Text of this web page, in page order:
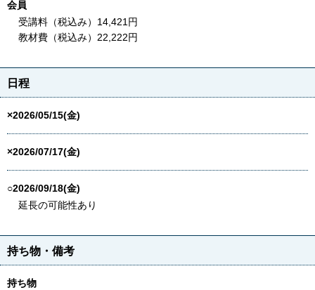
会員
受講料（税込み）14,421円
教材費（税込み）22,222円
日程
×2026/05/15(金)
×2026/07/17(金)
○2026/09/18(金)
延長の可能性あり
持ち物・備考
持ち物